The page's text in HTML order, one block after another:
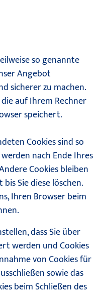
so genannte
Angebot
sicherer zu machen.
auf Ihrem Rechner
speichert.
Cookies sind so
werden nach Ende Ihres
Cookies bleiben
Sie diese löschen.
Ihren Browser beim
dass Sie über
werden und Cookies
von Cookies für
sowie das
beim Schließen des